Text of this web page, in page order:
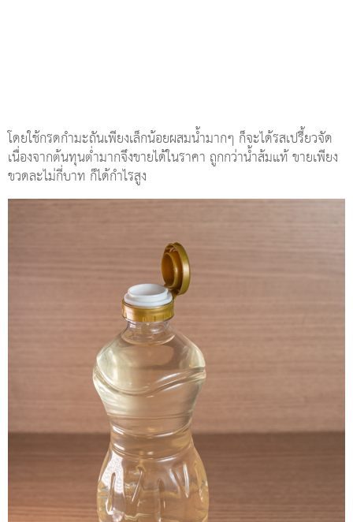
โดยใช้กรดกำมะถันเพียงเล็กน้อยผสมน้ำมากๆ ก็จะได้รสเปรี้ยวจัด
เนื่องจากต้นทุนต่ำมากจึงขายได้ในราคา ถูกกว่าน้ำส้มแท้ ขายเพียง
ขวดละไม่กี่บาท ก็ได้กำไรสูง